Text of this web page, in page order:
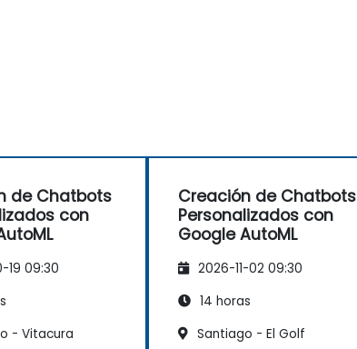
de Chatbots
con
19 09:30
- Vitacura
Creación de Chatbots
Personalizados con
Google AutoML
2026-11-02 09:30
14 horas
Santiago - El Golf